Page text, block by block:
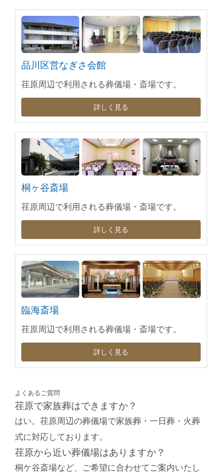
品川区営なぎさ会館
荏原周辺で利用される葬儀場・斎場です。
詳しく見る
桐ヶ谷斎場
荏原周辺で利用される葬儀場・斎場です。
詳しく見る
臨海斎場
荏原周辺で利用される葬儀場・斎場です。
詳しく見る
よくあるご質問
荏原で家族葬はできますか？
はい。荏原周辺の葬儀場で家族葬・一日葬・火葬
式に対応しております。
荏原から近い葬儀場はありますか？
桐ケ谷斎場など、ご希望に合わせてご案内いたし